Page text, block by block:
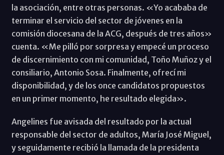
la asociación, entre otras personas. «Yo acababa de
terminar el servicio del sector de jóvenes en la
comisión diocesana de la ACG, después de tres años»
cuenta. «Me pilló por sorpresa y empecé un proceso
de discernimiento con mi comunidad, Toño Muñoz y el
consiliario, Antonio Sosa. Finalmente, ofrecí mi
disponibilidad, y de los once candidatos propuestos
en un primer momento, he resultado elegida».
Angelines fue avisada del resultado por la actual
responsable del sector de adultos, María José Miguel,
y seguidamente recibió la llamada de la presidenta